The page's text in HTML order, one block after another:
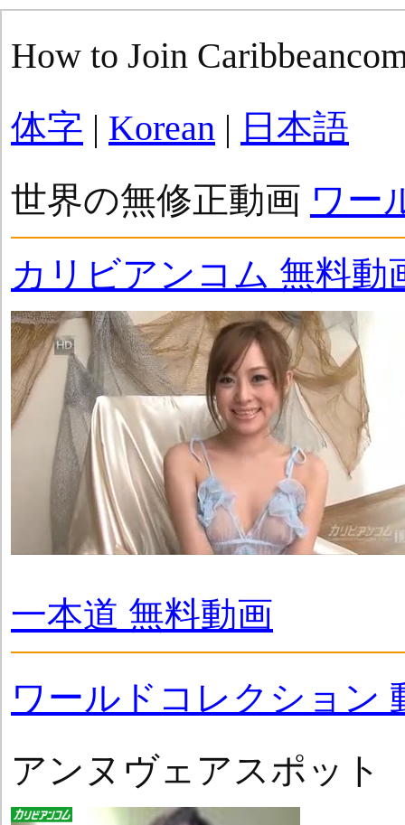
How to Join
体字 | Korean | 日本語
世界の無修正動画 ワー
カリビアンコム 無料動
一本道 無料動画
ワールドコレクション
アンヌヴェアスポット